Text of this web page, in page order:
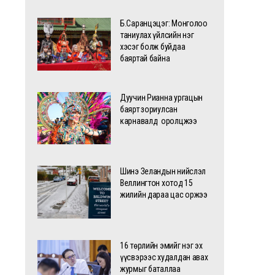
Б.Саранцэцэг: Монголоо
таниулах үйлсийн нэг
хэсэг болж буйдаа
баяртай байна
Дуучин Рианна ургацын
баярт зориулсан
карнавалд оролцжээ
Шинэ Зеландын нийслэл
Веллингтон хотод 15
жилийн дараа цас оржээ
16 төрлийн эмийг нэг эх
үүсвэрээс худалдан авах
журмыг баталлаа